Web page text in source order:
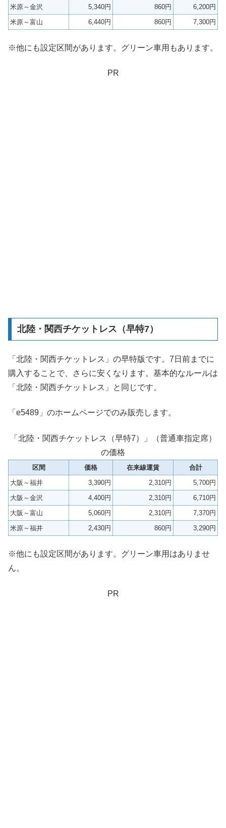
米原～金沢 5,340円 860円
6,200円
米原～富山
6,440円 860円 7,300円
※他にも設定区間があります。グリーン車用もあります。
PR
北陸・関西チケットレス（早特7）
「北陸・関西チケットレス」の早特版です。7日前までに
購入することで、さらに安くなります。基本的なルールは
「北陸・関西チケットレス」と同じです。
「e5489」のホームページでのみ販売します。
「北陸・関西チケットレス（早特7）」（普通車指定席）
の価格
区間 価格 在来線運賃
合計
大阪～福井
3,390円 2,310円
5,700円
大阪～金沢
4,400円 2,310円
6,710円
大阪～富山
5,060円 2,310円
7,370円
米原～福井
2,430円 860円 3,290円
※他にも設定区間があります。グリーン車用はありませ
ん。
PR